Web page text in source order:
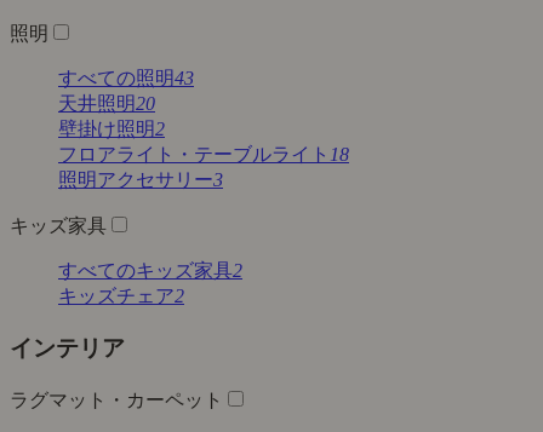
照明
すべての照明43
天井照明20
壁掛け照明2
フロアライト・テーブルライト 18
照明アクセサリー3
キッズ家具
すべてのキッズ家具2
キッズチェア2
インテリア
ラグマット・カーペット